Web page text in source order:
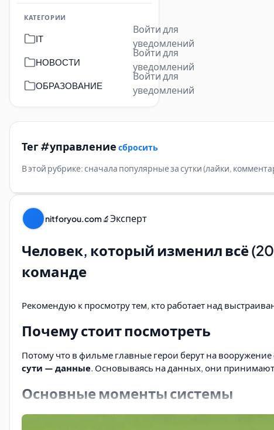
КАТЕГОРИИ
IT
Войти для
уведомлений
НОВОСТИ
Войти для
уведомлений
ОБРАЗОВАНИЕ
Войти для
уведомлений
Тег #управление сбросить
В этой рубрике: сначала популярные за сутки (лайки,
nitforyou.com🔬Эксперт
Человек, который изменил всё
команде
Рекомендую к просмотру тем, кто работает над
Почему стоит посмотреть
Потому что в фильме главные герои берут на вооружение
сути — данные. Основываясь на данных, они
Основные моменты системы
Система долгое время не работает по различным